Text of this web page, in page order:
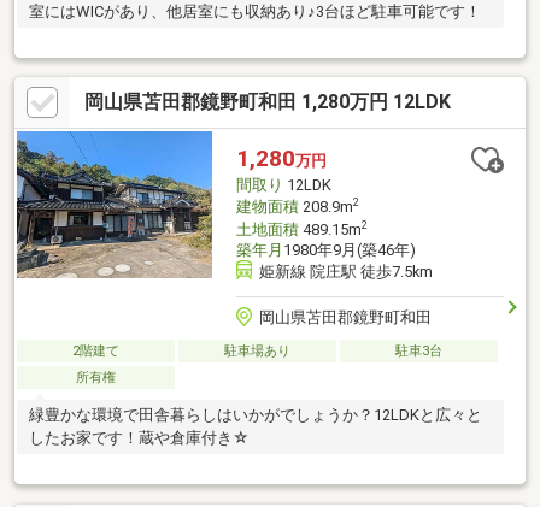
室にはWICがあり、他居室にも収納あり♪3台ほど駐車可能です！
岡山県苫田郡鏡野町和田 1,280万円 12LDK
1,280万円
間取り 12LDK
建物面積208.9m2
土地面積489.15m2
築年月 1980年9月(築46年)
姫新線 院庄駅 徒歩7.5km
岡山県苫田郡鏡野町和田
2階建て 駐車場あり
駐車3台
所有権
緑豊かな環境で田舎暮らしはいかがでしょうか？12LDKと広々と
したお家です！蔵や倉庫付き☆